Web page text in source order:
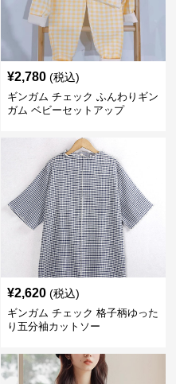
¥2,780 (税込)
ギンガム チェック ふんわりギン
ガム ベビーセットアップ
¥2,620 (税込)
ギンガム チェック 格子柄ゆった
り五分袖カットソー